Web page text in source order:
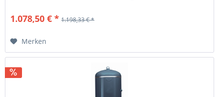
1.078,50 € * 1.198,33 € *
Merken